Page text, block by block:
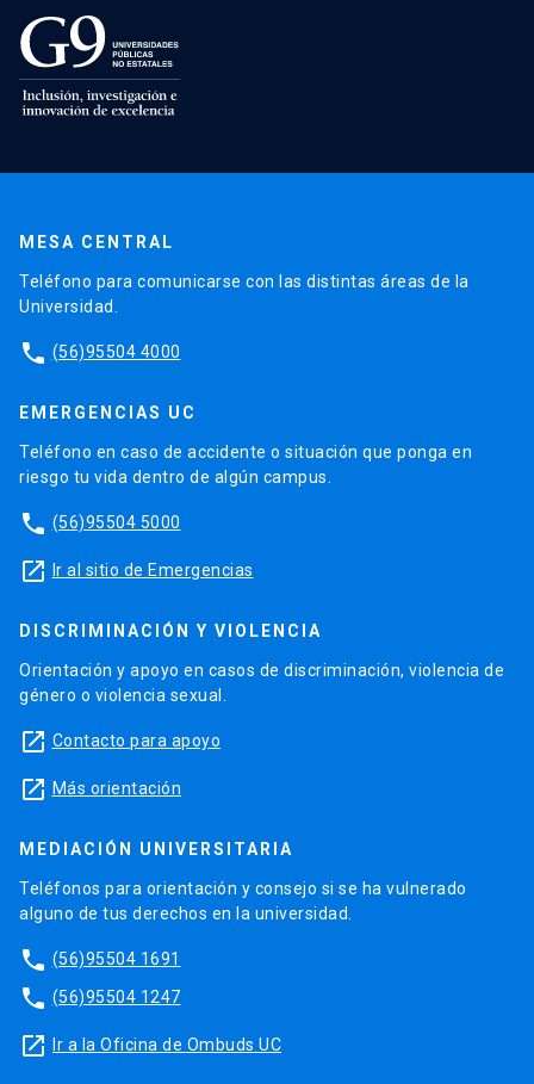
MESA CENTRAL
Teléfono para comunicarse con las distintas áreas de la
Universidad.
phone (56)95504 4000
EMERGENCIAS UC
Teléfono en caso de accidente o situación que ponga en
riesgo tu vida dentro de algún campus.
phone (56)95504 5000
launch Ir al sitio de Emergencias
DISCRIMINACIÓN Y VIOLENCIA
Orientación y apoyo en casos de discriminación, violencia de
género o violencia sexual.
launch Contacto para apoyo
launch Más orientación
MEDIACIÓN UNIVERSITARIA
Teléfonos para orientación y consejo si se ha vulnerado
alguno de tus derechos en la universidad.
phone (56)95504 1691
phone (56)95504 1247
launch Ir a la Oficina de Ombuds UC